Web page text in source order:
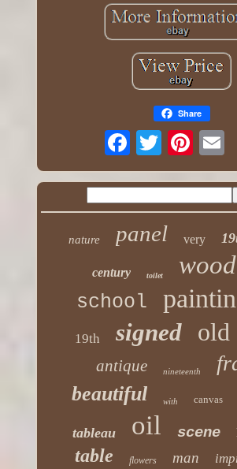
Share
nature panel very
century toilet wood
school
19th signed old
antique nineteenth
beautiful with canvas
tableau oil scene
table flowers man